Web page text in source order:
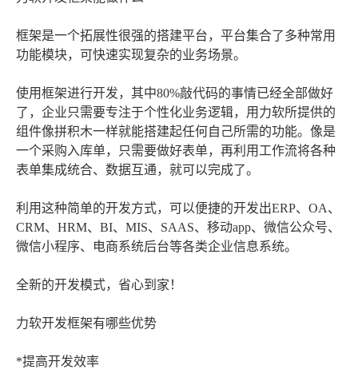
框架是一个拓展性很强的搭建平台，平台集合了多种常用
功能模块，可快速实现复杂的业务场景。
使用框架进行开发，其中80%敲代码的事情已经全部做好
了，企业只需要专注于个性化业务逻辑，用力软所提供的
组件像拼积木一样就能搭建起任何自己所需的功能。像是
一个采购入库单，只需要做好表单，再利用工作流将各种
表单集成统合、数据互通，就可以完成了。
利用这种简单的开发方式，可以便捷的开发出ERP、OA、
CRM、HRM、BI、MIS、SAAS、移动app、微信公众号、
微信小程序、电商系统后台等各类企业信息系统。
全新的开发模式，省心到家！
力软开发框架有哪些优势
*提高开发效率